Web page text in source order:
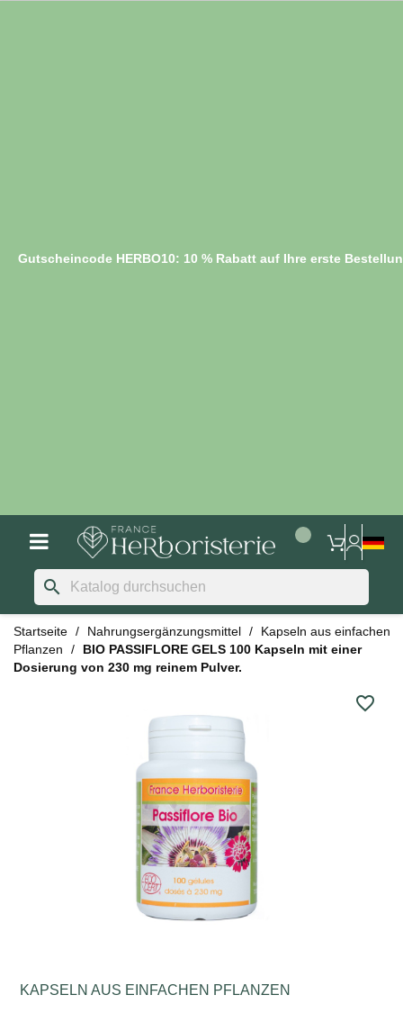
Gutscheincode HERBO10: 10 % Rabatt auf Ihre erste
search
Startseite Nahrungsergänzungsmittel
Kapseln aus einfachen
Pflanzen
BIO PASSIFLORE GELS 100 Kapseln mit einer
Dosierung von 230 mg reinem Pulver.
favorite_border
KAPSELN AUS EINFACHEN PFLANZEN